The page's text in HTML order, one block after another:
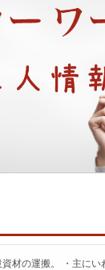
資材の運搬。 ・主に